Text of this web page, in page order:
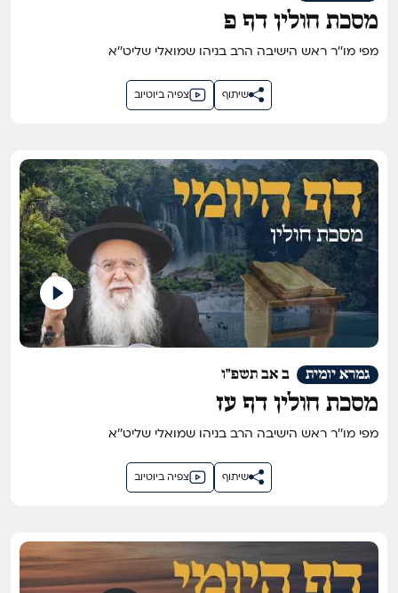
מסכת חולין דף פ
מפי מו''ר ראש הישיבה הרב בניהו שמואלי שליט''א
צפיה ביוטיוב שיתוף
ב אב תשפ"ו גמרא יומית
מסכת חולין דף עז
מפי מו''ר ראש הישיבה הרב בניהו שמואלי שליט''א
צפיה ביוטיוב שיתוף